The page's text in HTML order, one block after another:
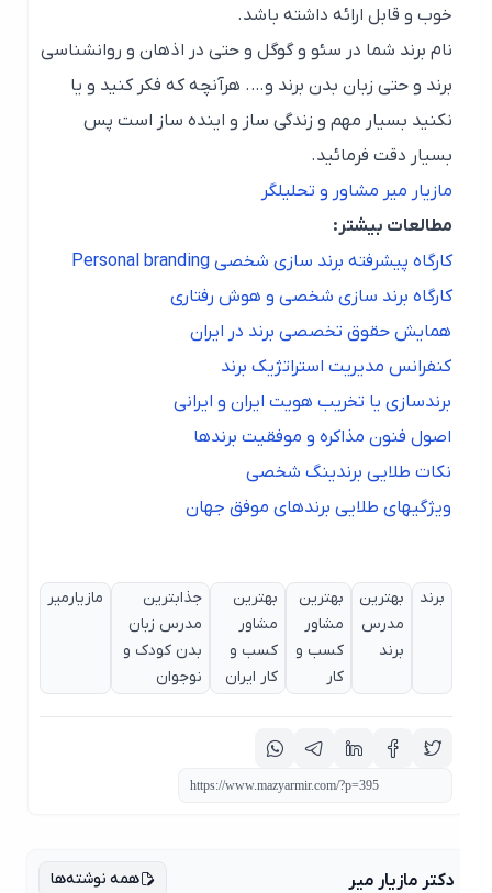
خوب و قابل ارائه داشته باشد.
نام برند شما در سئو و گوگل و حتی در اذهان و روانشناسی
برند و حتی زبان بدن برند و…. هرآنچه که فکر کنید و یا
نکنید بسیار مهم و زندگی ساز و اینده ساز است پس
بسیار دقت فرمائید.
مازیار میر مشاور و تحلیلگر
مطالعات بیشتر:
کارگاه پیشرفته برند سازی شخصی Personal branding
کارگاه برند سازی شخصی و هوش رفتاری
همایش حقوق تخصصی برند در ایران
کنفرانس مدیریت استراتژیک برند
برندسازی یا تخریب هویت ایران و ایرانی
اصول فنون مذاکره و موفقیت برندها
نکات طلایی برندینگ شخصی
ویژگیهای طلایی برندهای موفق جهان
بهترین
مدرس
بهترین
مشاور
کسب و
بهترین
مشاور
کسب و
کار ایران
جذابترین
مدرس زبان
بدن کودک و
نوجوان
مازیارمیر
دکتر مازیار میر همه نوشته‌ها